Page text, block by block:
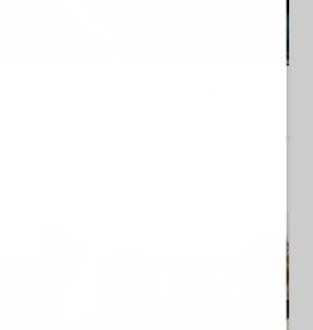
de describir la realidad